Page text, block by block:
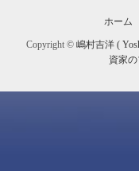
ホーム
Copyright © 嶋村吉洋 (
資家